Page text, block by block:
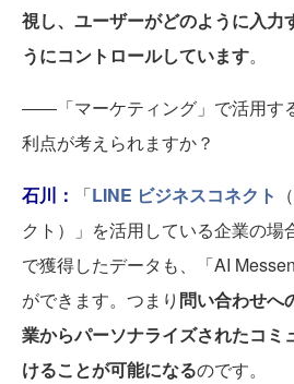
視し、ユーザーがどのように入力
うにコントロールしています。
――「マーケティング」で活用す
利点が考えられますか？
石川： 「LINE ビジネスコネクト
クト）」を活用している企業の場
で獲得したデータも、「AI
ができます。つまり 問い合わせへ
業からパーソナライズされたコミ
けることが可能になるのです。